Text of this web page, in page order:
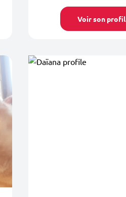
Voir son profil